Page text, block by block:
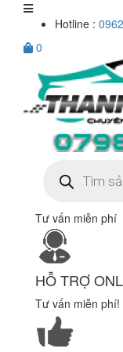
Hotline :
0
kiếm
sản
Tư vấn miễn phí
HỖ TRỢ
Tư vấn miễn phí!